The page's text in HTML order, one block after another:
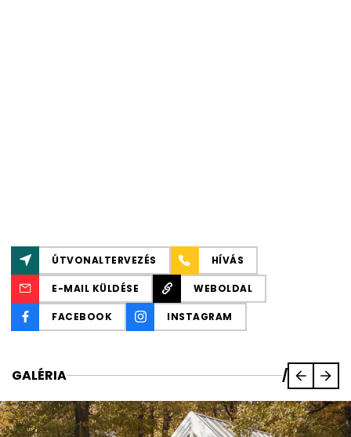
ÚTVONALTERVEZÉS HÍVÁS
E-MAIL KÜLDÉSE WEBOLDAL
FACEBOOK INSTAGRAM
GALÉRIA /